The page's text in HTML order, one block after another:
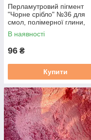
Перламутровий пігмент
"Чорне срібло" №36 для
смол, полімерної глини,
декору будь-якого виду
В наявності
96 ₴
Купити